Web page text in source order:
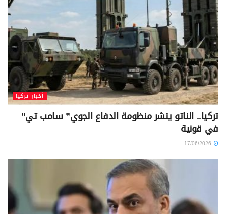
أخبار تركيا
تركيا.. الناتو ينشر منظومة الدفاع الجوي” سامب تي”
في قونية